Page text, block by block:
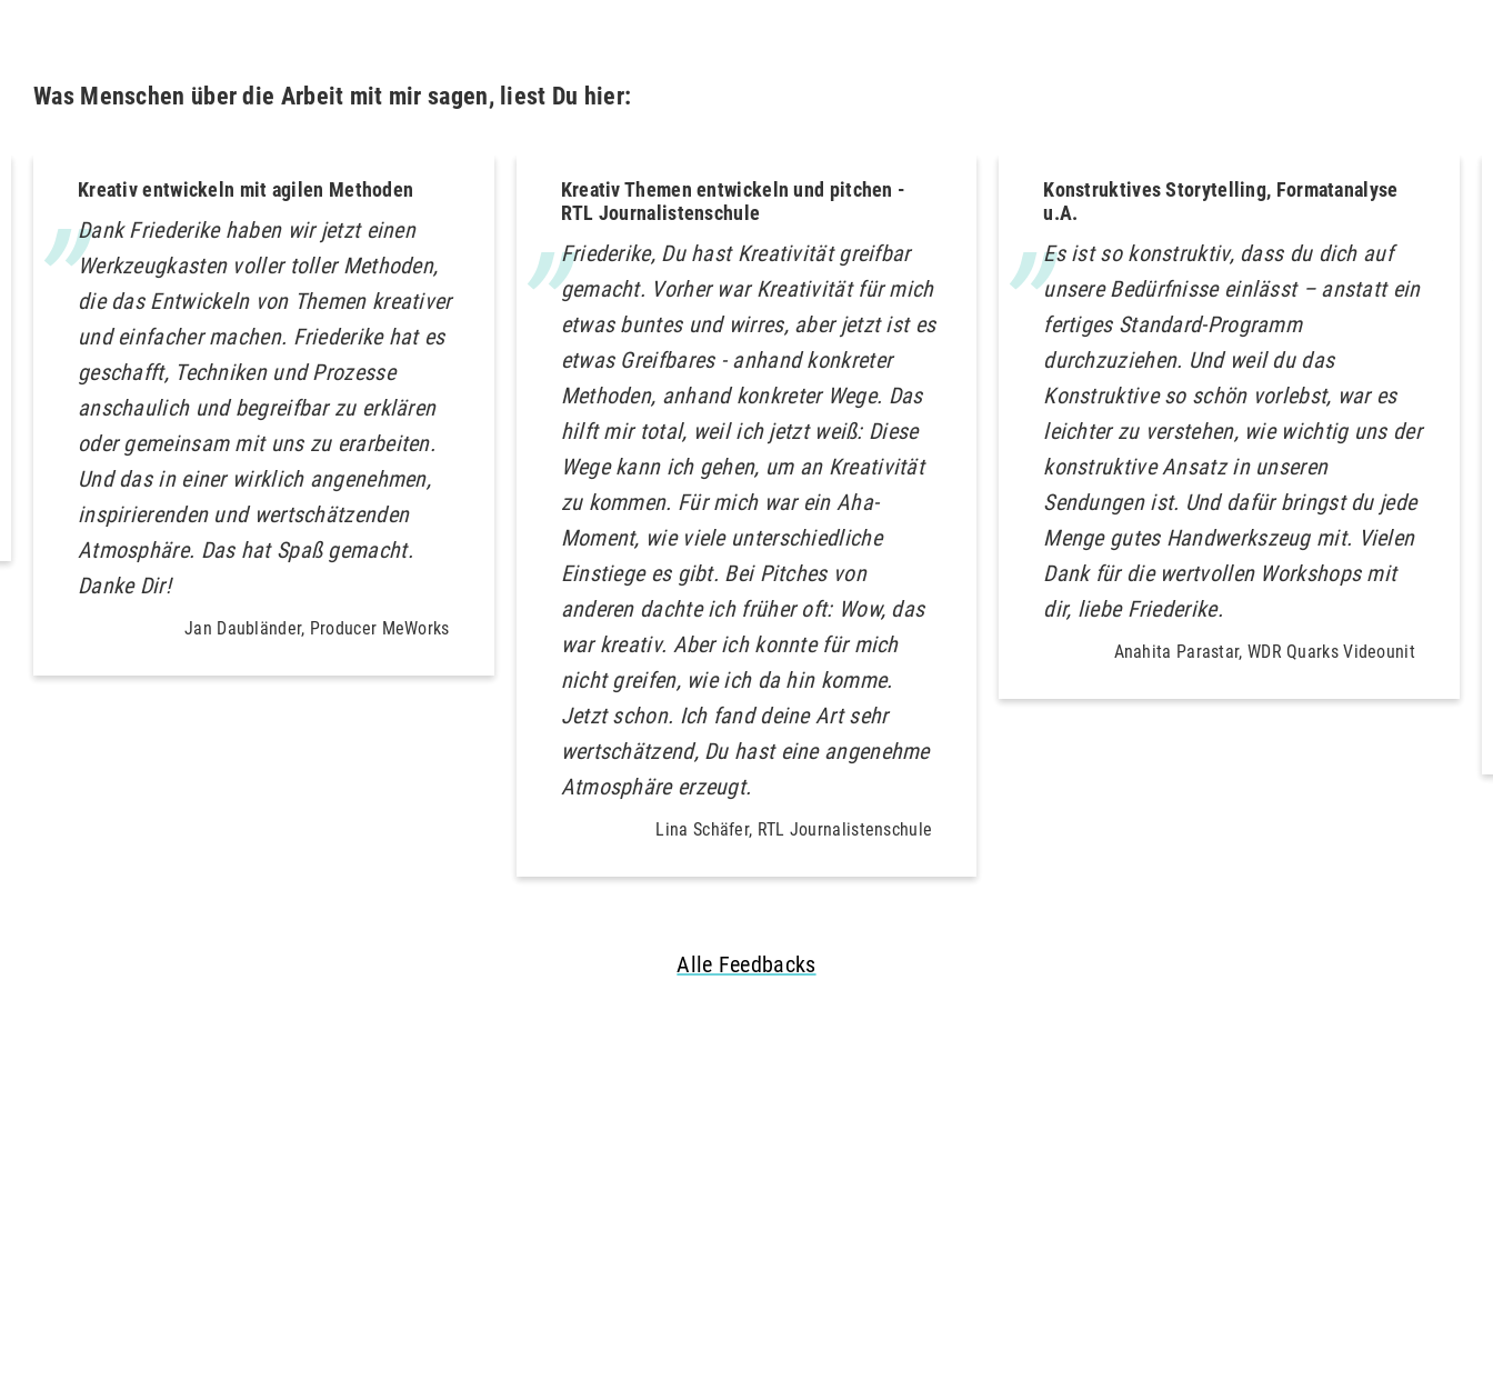
Was Menschen über die Arbeit mit mir sagen, liest Du hier:
Kreativ entwickeln mit agilen Methoden
Dank Friederike haben wir jetzt einen
Werkzeugkasten voller toller Methoden,
die das Entwickeln von Themen kreativer
und einfacher machen. Friederike hat es
geschafft, Techniken und Prozesse
anschaulich und begreifbar zu erklären
oder gemeinsam mit uns zu erarbeiten.
Und das in einer wirklich angenehmen,
inspirierenden und wertschätzenden
Atmosphäre. Das hat Spaß gemacht.
Danke Dir!
Jan Daubländer, Producer MeWorks
Kreativ Themen entwickeln und pitchen -
RTL Journalistenschule
Friederike, Du hast Kreativität greifbar
gemacht. Vorher war Kreativität für mich
etwas buntes und wirres, aber jetzt ist es
etwas Greifbares - anhand konkreter
Methoden, anhand konkreter Wege. Das
hilft mir total, weil ich jetzt weiß: Diese
Wege kann ich gehen, um an Kreativität
zu kommen. Für mich war ein Aha-
Moment, wie viele unterschiedliche
Einstiege es gibt. Bei Pitches von
anderen dachte ich früher oft: Wow, das
war kreativ. Aber ich konnte für mich
nicht greifen, wie ich da hin komme.
Jetzt schon. Ich fand deine Art sehr
wertschätzend, Du hast eine angenehme
Atmosphäre erzeugt.
Lina Schäfer, RTL Journalistenschule
Konstruktives Storytelling, Formatanalyse
u.A.
Es ist so konstruktiv, dass du dich auf
unsere Bedürfnisse einlässt – anstatt ein
fertiges Standard-Programm
durchzuziehen. Und weil du das
Konstruktive so schön vorlebst, war es
leichter zu verstehen, wie wichtig uns der
konstruktive Ansatz in unseren
Sendungen ist. Und dafür bringst du jede
Menge gutes Handwerkszeug mit. Vielen
Dank für die wertvollen Workshops mit
dir, liebe Friederike.
Anahita Parastar, WDR Quarks Videounit
Alle Feedbacks